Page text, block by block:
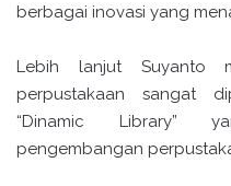
berbagai inovasi yang
Lebih lanjut Suyanto
perpustakaan sangat
“Dinamic Library”
pengembangan